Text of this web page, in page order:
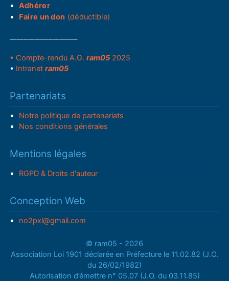
Adhérer
Faire un don (déductible)
• Compte-rendu A.G.ram05 2025
• Intranetram05
Partenariats
Notre politique de partenariats
Nos conditions générales
Mentions légales
RGPD & Droits d'auteur
Conception Web
no2pxl@gmail.com
© ram05 - 2026
Association Loi 1901 déclarée en Préfecture le 11.02.82 (J.O.
du 26/02/1982)
Autorisation d’émettre n° 05.07 (J.O. du 03.11.85)